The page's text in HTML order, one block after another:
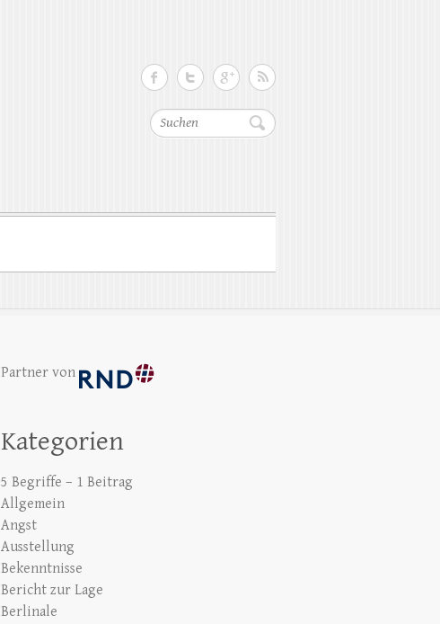
Suchen
Partner von
Kategorien
5 Begriffe – 1 Beitrag
Allgemein
Angst
Ausstellung
Bekenntnisse
Bericht zur Lage
Berlinale